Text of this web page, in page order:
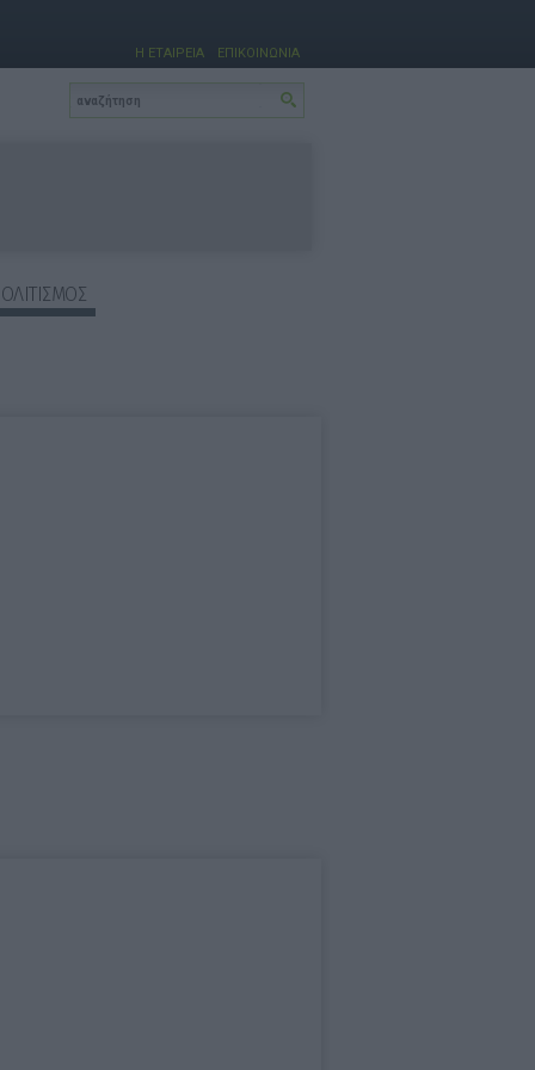
Η ΕΤΑΙΡΕΙΑ ΕΠΙΚΟΙΝΩΝΙΑ